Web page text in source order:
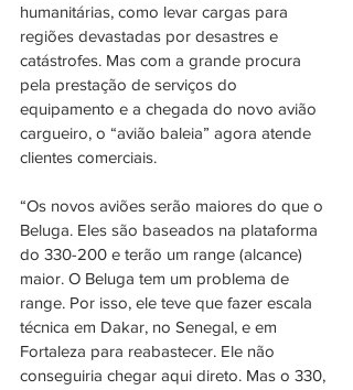
humanitárias, como levar cargas para
regiões devastadas por desastres e
catástrofes. Mas com a grande procura
pela prestação de serviços do
equipamento e a chegada do novo avião
cargueiro, o “avião baleia” agora atende
clientes comerciais.
“Os novos aviões serão maiores do que o
Beluga. Eles são baseados na plataforma
do 330-200 e terão um range (alcance)
maior. O Beluga tem um problema de
range. Por isso, ele teve que fazer escala
técnica em Dakar, no Senegal, e em
Fortaleza para reabastecer. Ele não
conseguiria chegar aqui direto. Mas o 330,